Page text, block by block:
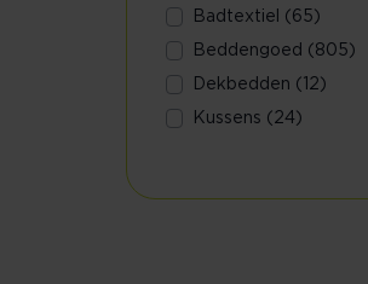
Badtextiel (65)
Beddengoed (805)
Dekbedden (12)
Kussens (24)